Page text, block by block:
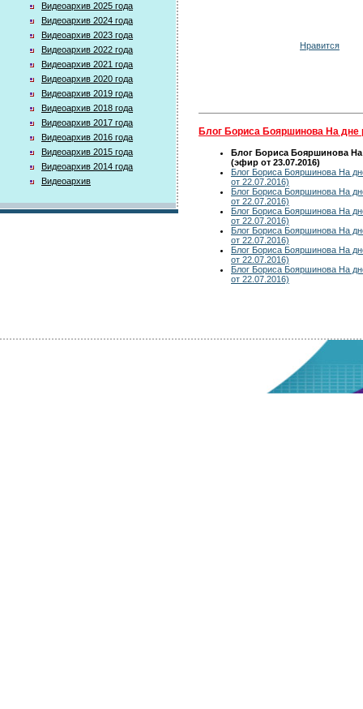
Видеоархив 2025 года
Видеоархив 2024 года
Видеоархив 2023 года
Видеоархив 2022 года
Видеоархив 2021 года
Видеоархив 2020 года
Видеоархив 2019 года
Видеоархив 2018 года
Видеоархив 2017 года
Видеоархив 2016 года
Видеоархив 2015 года
Видеоархив 2014 года
Видеоархив
Нравится
Блог Бориса Бояршинова На дне
Блог Бориса Бояршинова На
(эфир от 23.07.2016)
Блог Бориса Бояршинова На
от 22.07.2016)
Блог Бориса Бояршинова На
от 22.07.2016)
Блог Бориса Бояршинова На
от 22.07.2016)
Блог Бориса Бояршинова На
от 22.07.2016)
Блог Бориса Бояршинова На
от 22.07.2016)
Блог Бориса Бояршинова На
от 22.07.2016)